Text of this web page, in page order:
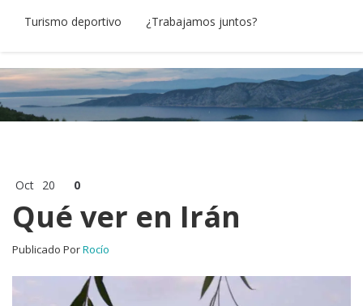
Turismo deportivo
¿Trabajamos juntos?
Oct 20 0
Qué ver en Irán
Publicado PorRocío